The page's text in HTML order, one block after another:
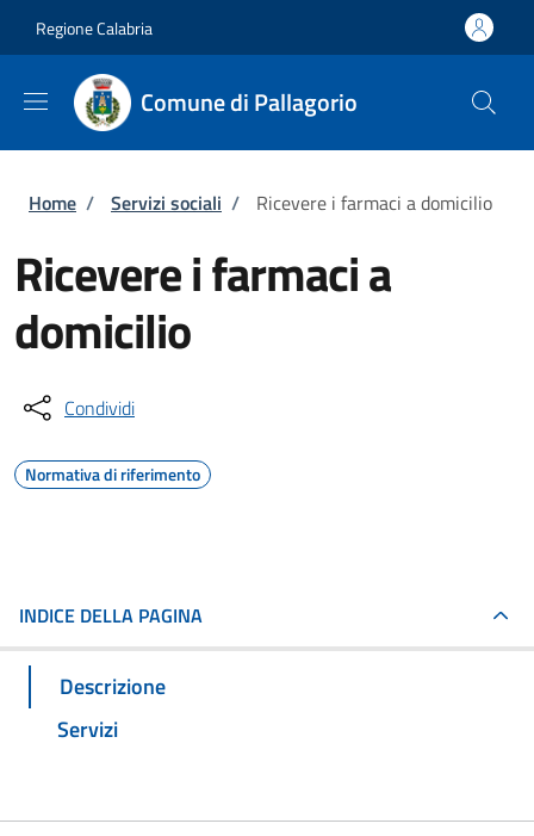
Regione Calabria
Comune di Pallagorio
Briciole di pane
Home / Servizi sociali / Ricevere i farmaci a domicilio
Ricevere i farmaci a
domicilio
Condividi
Normativa di riferimento
INDICE DELLA PAGINA
Descrizione
Servizi